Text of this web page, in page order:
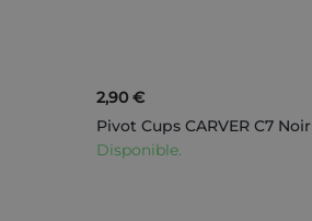
2,90 €
Pivot Cups CARVER C7 Noir
Disponible.